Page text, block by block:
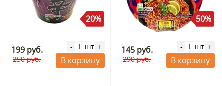
20%
199 руб.
250 руб.
- шт +
В корзину
50%
145 руб.
290 руб.
- шт +
В корзину